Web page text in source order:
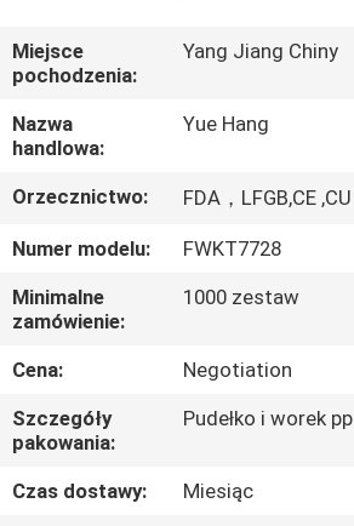
WYCIECZKA
PO
FABRYCE
KONTROLA
JAKOŚCI
SKONTAKTUJ
SIĘ
Z
NAMI
Miejsce
pochodzenia:
Yang Jiang Chiny
Nazwa
handlowa:
Yue Hang
Orzecznictwo: FDA，LFGB,CE ,CU
Numer modelu:
FWKT7728
Minimalne
zamówienie:
1000 zestaw
Cena:
Negotiation
Szczegóły
pakowania:
Pudełko i worek pp
Czas dostawy:
Miesiąc